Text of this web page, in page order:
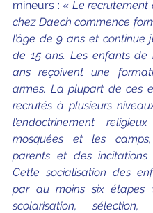
mineurs : « Le recrutement
chez Daech commence
l’âge de 9 ans et continue
de 15 ans. Les enfants de
ans reçoivent une
armes. La plupart de ces
recrutés à plusieurs
l’endoctrinement
mosquées et les
parents et des incitations
Cette socialisation des
par au moins six étapes
scolarisation, sélection,